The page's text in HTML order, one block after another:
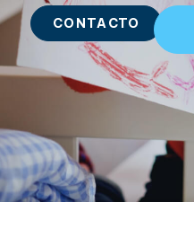
CONTACTO